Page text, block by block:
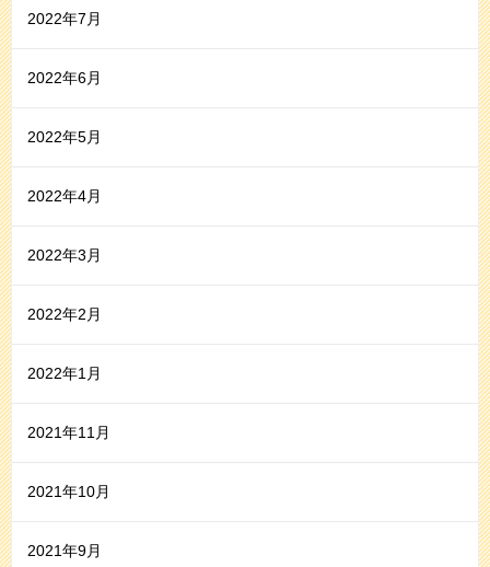
2022年7月
2022年6月
2022年5月
2022年4月
2022年3月
2022年2月
2022年1月
2021年11月
2021年10月
2021年9月